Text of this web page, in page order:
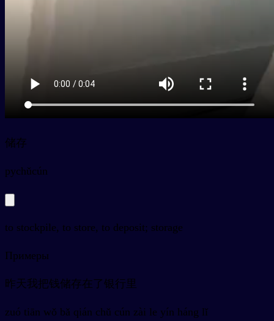
储存
pychǔcún
to stockpile, to store, to deposit; storage
Примеры
昨天我把钱储存在了银行里
zuó tiān wǒ bǎ qián chǔ cún zài le yín háng lǐ